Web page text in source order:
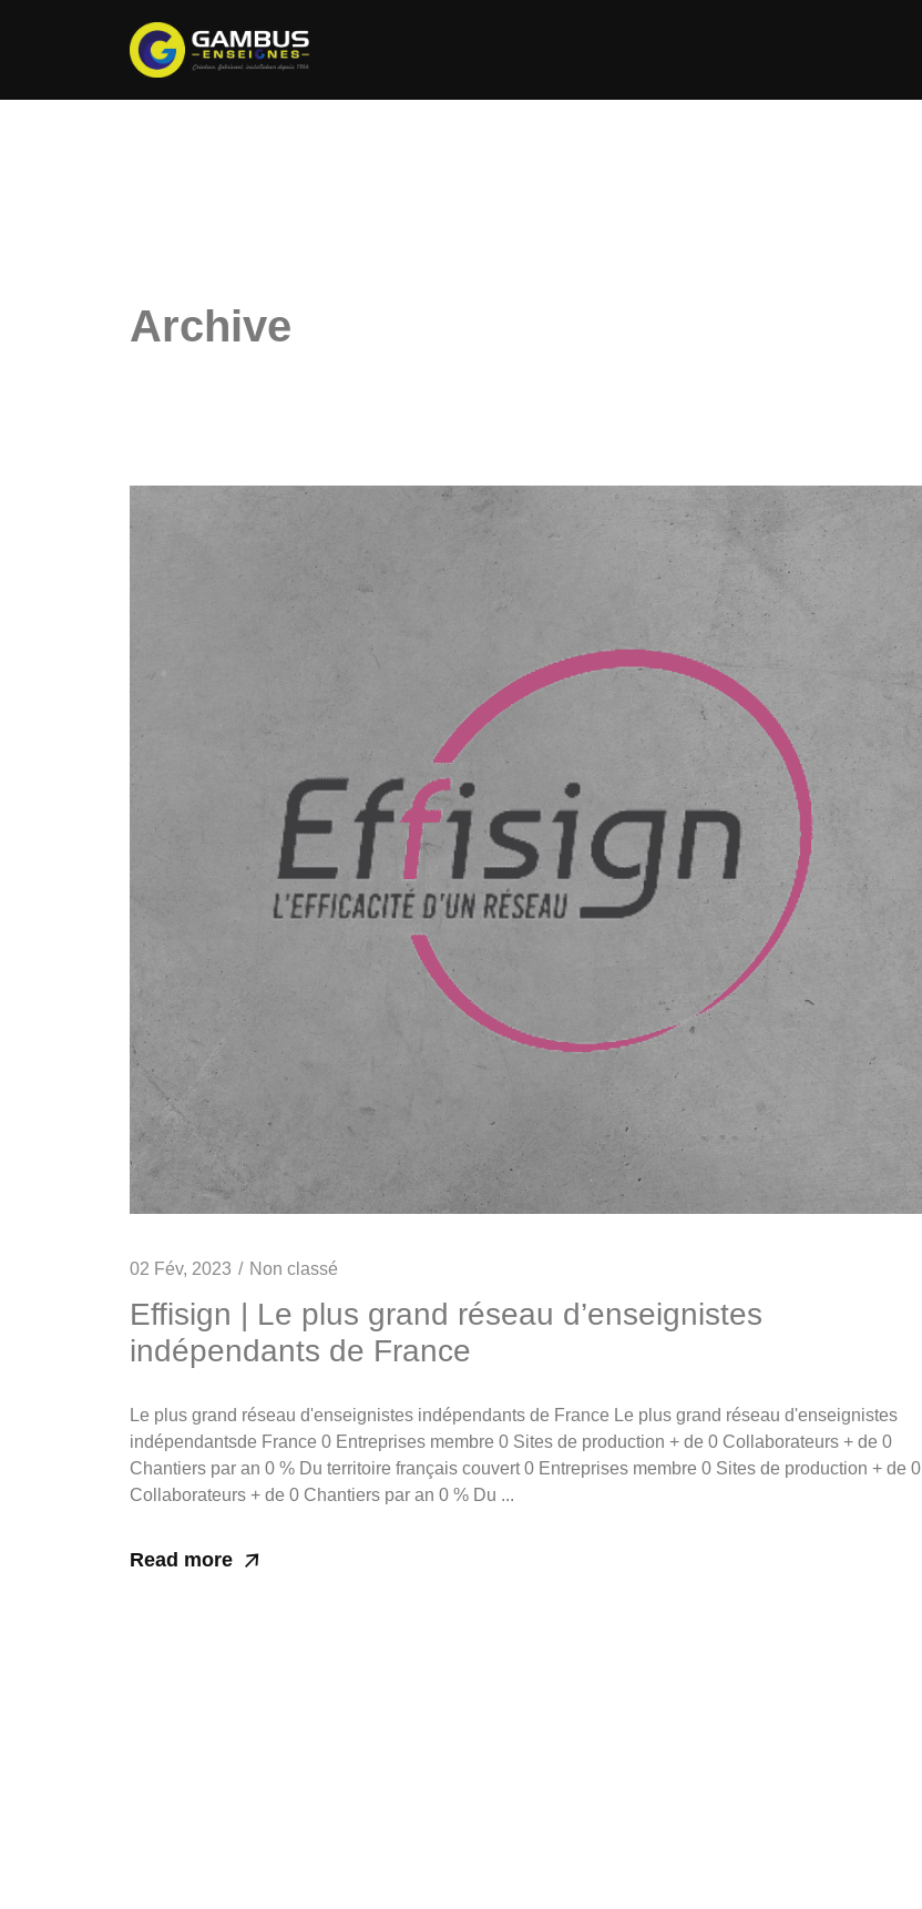
Archive
02 Fév, 2023 Non classé
Effisign | Le plus grand réseau d’enseignistes
indépendants de France
Le plus grand réseau d'enseignistes indépendants de France Le plus grand réseau d'enseignistes
indépendantsde France 0 Entreprises membre 0 Sites de production + de 0 Collaborateurs + de 0
Chantiers par an 0 % Du territoire français couvert 0 Entreprises membre 0 Sites de production + de 0
Collaborateurs + de 0 Chantiers par an 0 % Du ...
Read more